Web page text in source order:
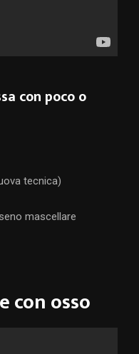
con poco o
tecnica)
mascellare
con osso